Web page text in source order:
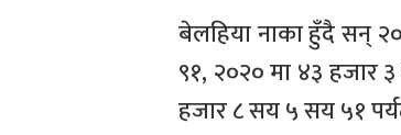
बेलहिया नाका हुँदै सन्
९१, २०२० मा ४३ हजार
हजार ८ सय ५ सय ५१